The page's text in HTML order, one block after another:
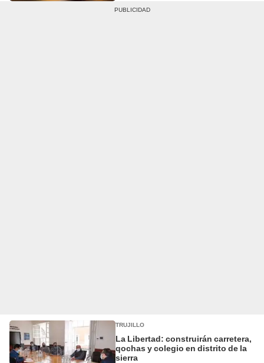
TRUJILLO
La Libertad: construirán carretera,
qochas y colegio en distrito de la
sierra